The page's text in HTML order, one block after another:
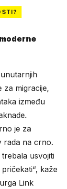
za migracije,
između
je za
rada na crno.
usvojiti
kaže
Link